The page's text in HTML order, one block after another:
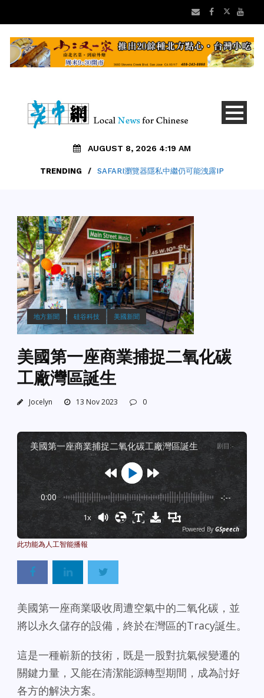
AUGUST 8, 2026 4:19 AM
TRENDING / SAFARI瀏覽器隱私中繼仍可能洩露IP
地方新聞 硅谷科技 美國新聞
美國第一座商業捕捉二氧化碳
工廠灣區誕生
Jocelyn 13 Nov 2023 0
美國第一座商業捕捉二氧化碳工廠灣區誕生 剧目 :-
0:00 -:--
1x
Powered By GSpeech
美國第一座商業吸收周遭空氣中的二氧化碳，並
將以永久儲存的設備，終於在灣區的Tracy誕生。
這是一種嶄新的技術，既是一股對抗氣候變遷的
關鍵力量，又能在清潔能源轉型期間，成為討好
各方的解決方案。